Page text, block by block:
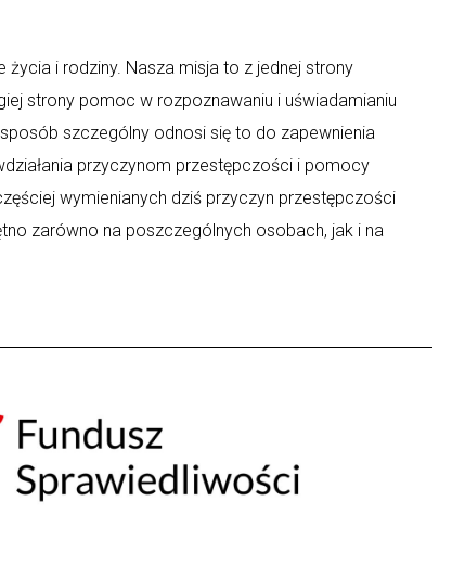
i rodziny. Nasza misja to z jednej strony
strony pomoc w rozpoznawaniu i uświadamianiu
szczególny odnosi się to do zapewnienia
przyczynom przestępczości i pomocy
wymienianych dziś przyczyn przestępczości
zarówno na poszczególnych osobach, jak i na